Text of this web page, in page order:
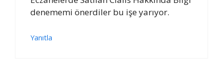
denememi önerdiler bu işe yarıyor.
Yanıtla